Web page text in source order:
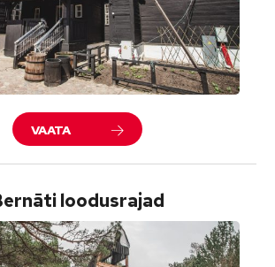
VAATA
loodusrajad